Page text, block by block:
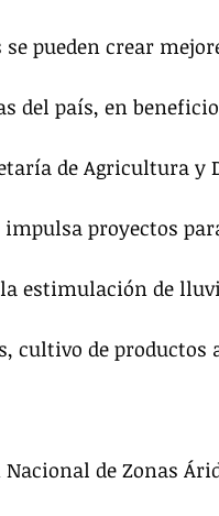
pueden crear
del país, en
de Agricultura y
impulsa proyectos
estimulación de
cultivo de productos
de Zonas